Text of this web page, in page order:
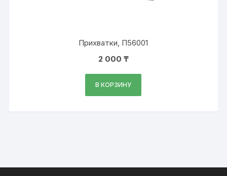
Прихватки, П56001
2 000 ₸
В КОРЗИНУ